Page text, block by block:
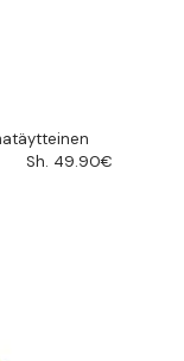
Sh. 49.90€